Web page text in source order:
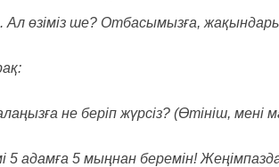
Ал өзіміз ше? Отбасымызға,
не беріп жүрсіз? (Өтініш,
5 адамға 5 мыңнан беремін!